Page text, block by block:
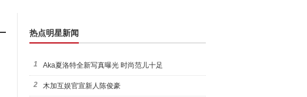
热点明星新闻
1 Aka夏洛特全新写真曝光 时尚范儿十足
2 木加互娱官宣新人陈俊豪